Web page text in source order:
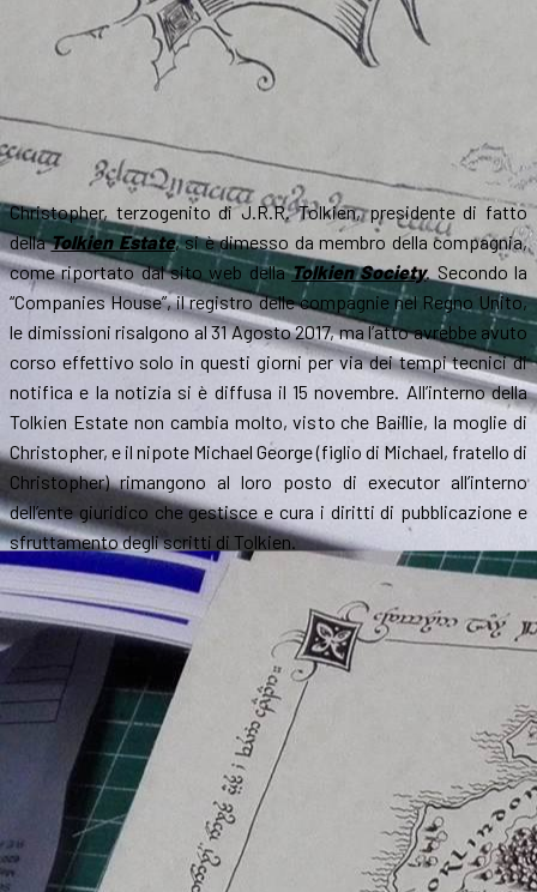
Christopher, terzogenito di J.R.R. Tolkien, presidente di fatto
dellaTolkien Estate, si è dimesso da membro della compagnia,
come riportato dal sito web dellaTolkien Society. Secondo la
“Companies House”, il registro delle compagnie nel Regno Unito,
le dimissioni risalgono al 31 Agosto 2017, ma l’atto avrebbe avuto
corso effettivo solo in questi giorni per via dei tempi tecnici di
notifica e la notizia si è diffusa il 15 novembre. All’interno della
Tolkien Estate non cambia molto, visto che Baillie, la moglie di
Christopher, e il nipote Michael George (figlio di Michael, fratello di
Christopher) rimangono al loro posto di executor all’interno
dell’ente giuridico che gestisce e cura i diritti di pubblicazione e
sfruttamento degli scritti di Tolkien.